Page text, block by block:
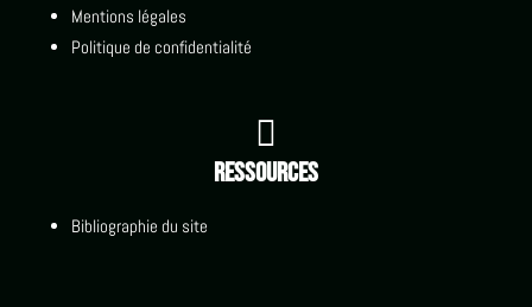
Mentions légales
Politique de confidentialité

Ressources
Bibliographie du site